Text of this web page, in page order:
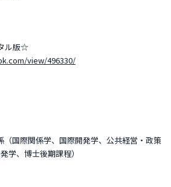
ル版☆
view/496330/
（国際関係学、国際開発学、公共経営・政策
学、博士後期課程）